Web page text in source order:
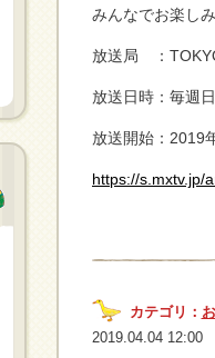
みんなでお楽し
放送局 ：
放送日時：毎週
放送開始：2019
https://s.mxtv.jp/
カテゴリ：
2019.04.04 12:00